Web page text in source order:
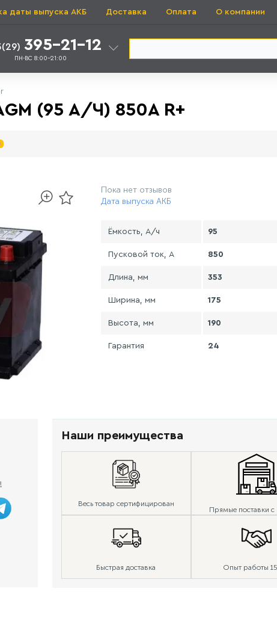
даты выпуска АКБ Доставка Оплата О компании
395-21-12
ПН-ВС 8:00-21:00
(95 А/Ч) 850A R+
Пока нет отзывов
Дата выпуска АКБ
Ёмкость, А/ч 95
Пусковой ток, А 850
Длина, мм 353
Ширина, мм 175
Высота, мм 190
Гарантия 24
Наши преимущества
Весь товар сертифицирован
Прямые поставки с
Быстрая доставка Опыт работы